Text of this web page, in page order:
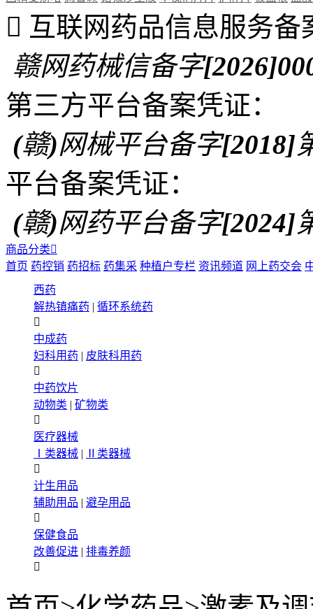
 互联网药品信息服务备
赣网药械信备字
第三方平台备案凭证：
(赣)网械平台备字[2018]
平台备案凭证：
(赣)网药平台备字[2024]
商品分类
首页 药控销 药招标 药集采 种植户专栏 资讯频道 网上药交会
西药
解热镇痛药 | 循环系统药

中成药
妇科用药 | 皮肤科用药

中药饮片
动物类 | 矿物类

医疗器械
Ⅰ类器械 |
Ⅱ类器械

计生用品
辅助用品 | 避孕用品

保健食品
改善促进 | 排毒养颜
